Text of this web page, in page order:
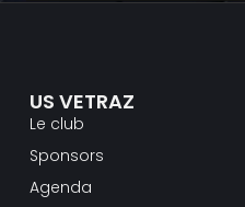
US VETRAZ
Le club
Sponsors
Agenda